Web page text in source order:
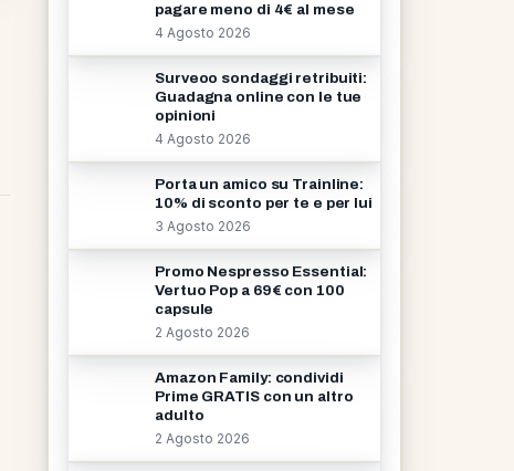
pagare meno di 4€ al mese
4 Agosto 2026
Surveoo sondaggi retribuiti:
Guadagna online con le tue
opinioni
4 Agosto 2026
Porta un amico su Trainline:
10% di sconto per te e per lui
3 Agosto 2026
Promo Nespresso Essential:
Vertuo Pop a 69€ con 100
capsule
2 Agosto 2026
Amazon Family: condividi
Prime GRATIS con un altro
adulto
2 Agosto 2026